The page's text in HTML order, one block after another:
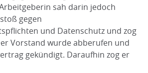
sah darin jedoch
gegen
und Datenschutz und zog
Vorstand wurde abberufen und
gekündigt. Daraufhin zog er